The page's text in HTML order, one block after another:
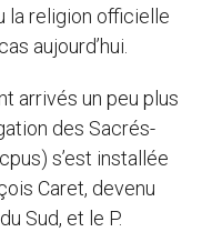
la religion officielle
aujourd’hui.
arrivés un peu plus
des Sacrés-
s’est installée
Caret, devenu
Sud, et le P.